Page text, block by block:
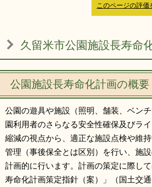
組織から
RSS プライバ
サイトについて
閉じる
このページの評価
久留米市公園施設長寿命
公園施設長寿命化計画の概要
公園の遊具や施設（照明、舗装、ベン
園利用者のさらなる安全性確保及びラ
縮減の視点から、適正な施設点検や維
管理（事後保全とは区別）を行い、施
計画的に行います。計画の策定に際し
寿命化計画策定指針（案）」（国土交